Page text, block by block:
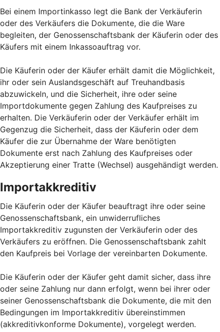
Bei einem Importinkasso legt die Bank der Verkäuferin
oder des Verkäufers die Dokumente, die die Ware
begleiten, der Genossenschaftsbank der Käuferin oder des
Käufers mit einem Inkassoauftrag vor.
Die Käuferin oder der Käufer erhält damit die Möglichkeit,
ihr oder sein Auslandsgeschäft auf Treuhandbasis
abzuwickeln, und die Sicherheit, ihre oder seine
Importdokumente gegen Zahlung des Kaufpreises zu
erhalten. Die Verkäuferin oder der Verkäufer erhält im
Gegenzug die Sicherheit, dass der Käuferin oder dem
Käufer die zur Übernahme der Ware benötigten
Dokumente erst nach Zahlung des Kaufpreises oder
Akzeptierung einer Tratte (Wechsel) ausgehändigt werden.
Importakkreditiv
Die Käuferin oder der Käufer beauftragt ihre oder seine
Genossenschaftsbank, ein unwiderrufliches
Importakkreditiv zugunsten der Verkäuferin oder des
Verkäufers zu eröffnen. Die Genossenschaftsbank zahlt
den Kaufpreis bei Vorlage der vereinbarten Dokumente.
Die Käuferin oder der Käufer geht damit sicher, dass ihre
oder seine Zahlung nur dann erfolgt, wenn bei ihrer oder
seiner Genossenschaftsbank die Dokumente, die mit den
Bedingungen im Importakkreditiv übereinstimmen
(akkreditivkonforme Dokumente), vorgelegt werden.